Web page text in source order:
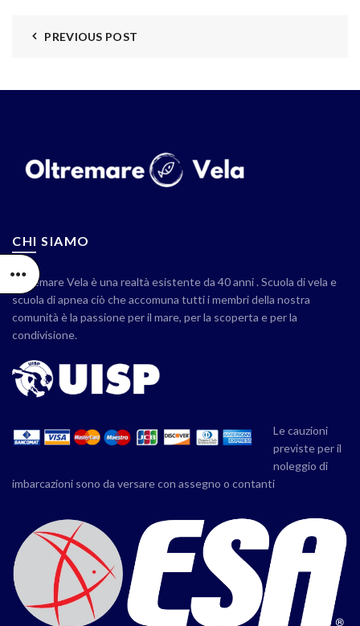
PREVIOUS POST
CHI SIAMO
Oltremare Vela è una realtà esistente da 40 anni . Scuola di vela e
scuola di apnea ciò che accomuna tutti i membri della nostra
comunità è la passione per il mare, per la scoperta e per la
condivisione.
Le cauzioni
previste per il
noleggio di
imbarcazioni sono da versare con assegno o contanti